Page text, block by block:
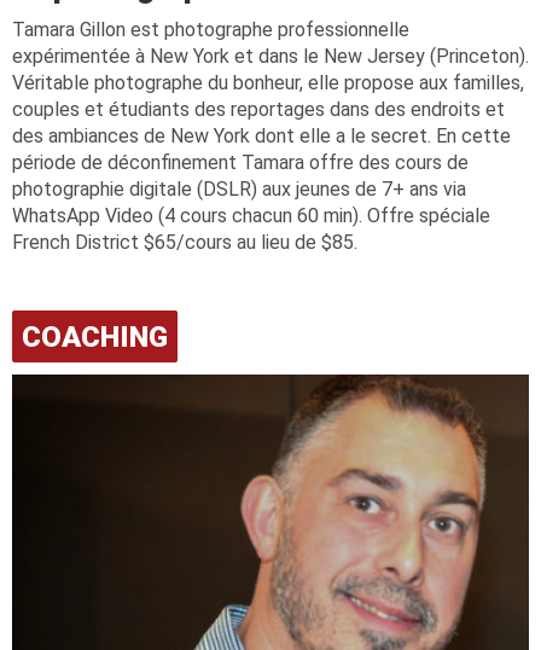
Tamara Gillon est photographe professionnelle
expérimentée à New York et dans le New Jersey (Princeton).
Véritable photographe du bonheur, elle propose aux familles,
couples et étudiants des reportages dans des endroits et
des ambiances de New York dont elle a le secret. En cette
période de déconfinement Tamara offre des cours de
photographie digitale (DSLR) aux jeunes de 7+ ans via
WhatsApp Video (4 cours chacun 60 min). Offre spéciale
French District $65/cours au lieu de $85.
COACHING